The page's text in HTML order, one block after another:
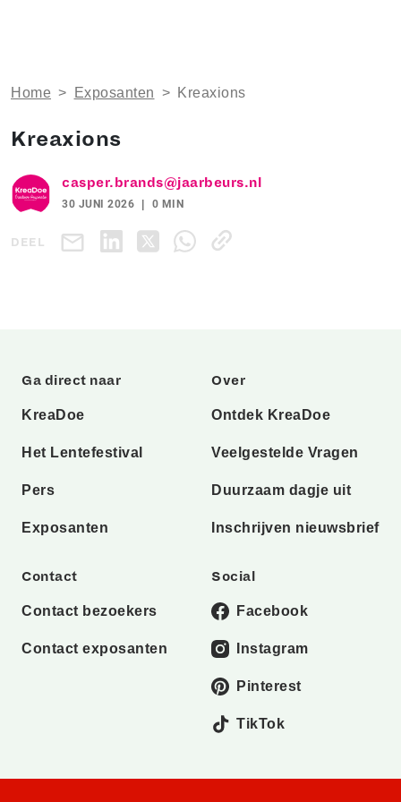
Home > Exposanten > Kreaxions
Kreaxions
casper.brands@jaarbeurs.nl
30 JUNI 2026 0 MIN
DEEL
Ga direct naar
KreaDoe
Het Lentefestival
Pers
Exposanten
Over
Ontdek KreaDoe
Veelgestelde Vragen
Duurzaam dagje uit
Inschrijven nieuwsbrief
Contact
Contact bezoekers
Contact exposanten
Social
Facebook
Instagram
Pinterest
TikTok